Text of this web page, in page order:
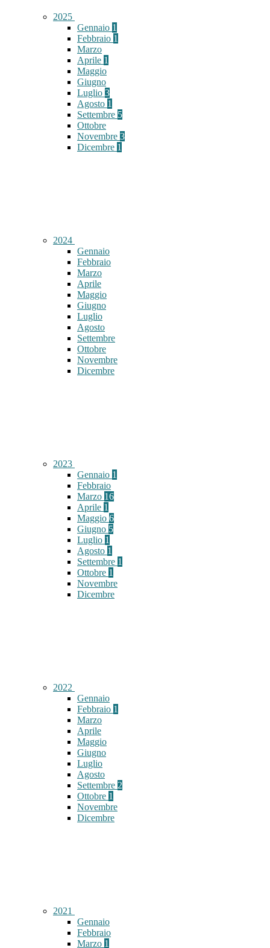
2025
Gennaio 1
Febbraio 1
Marzo
Aprile 1
Maggio
Giugno
Luglio 3
Agosto 1
Settembre 5
Ottobre
Novembre 3
Dicembre 1
2024
Gennaio
Febbraio
Marzo
Aprile
Maggio
Giugno
Luglio
Agosto
Settembre
Ottobre
Novembre
Dicembre
2023
Gennaio 1
Febbraio
Marzo 16
Aprile 1
Maggio 6
Giugno 5
Luglio 1
Agosto 1
Settembre 1
Ottobre 1
Novembre
Dicembre
2022
Gennaio
Febbraio 1
Marzo
Aprile
Maggio
Giugno
Luglio
Agosto
Settembre 2
Ottobre 1
Novembre
Dicembre
2021
Gennaio
Febbraio
Marzo 1